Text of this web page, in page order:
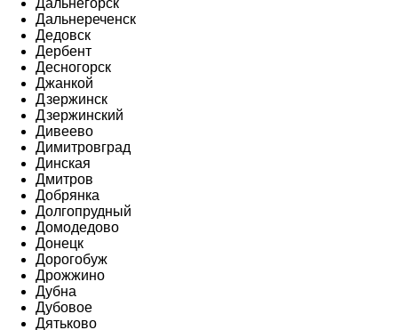
Дальнегорск
Дальнереченск
Дедовск
Дербент
Десногорск
Джанкой
Дзержинск
Дзержинский
Дивеево
Димитровград
Динская
Дмитров
Добрянка
Долгопрудный
Домодедово
Донецк
Дорогобуж
Дрожжино
Дубна
Дубовое
Дятьково